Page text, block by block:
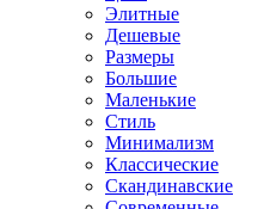
Элитные
Дешевые
Размеры
Большие
Маленькие
Стиль
Минимализм
Классические
Скандинавские